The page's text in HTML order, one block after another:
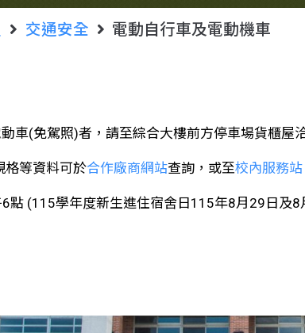
交通安全 電動自行車及電動機車
車(免駕照)者，請至綜合大樓前方停車場貨櫃屋
格等資料可於合作廠商網站查詢，或至校內服務站
點 (115學年度新生進住宿舍日115年8月29日及